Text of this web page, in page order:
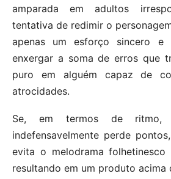
amparada em adultos
tentativa de redimir o
apenas um esforço sincero e
enxergar a soma de erros que
puro em alguém capaz de
atrocidades.
Se, em termos de ritmo,
indefensavelmente perde
evita o melodrama folhetinesco
resultando em um produto acima